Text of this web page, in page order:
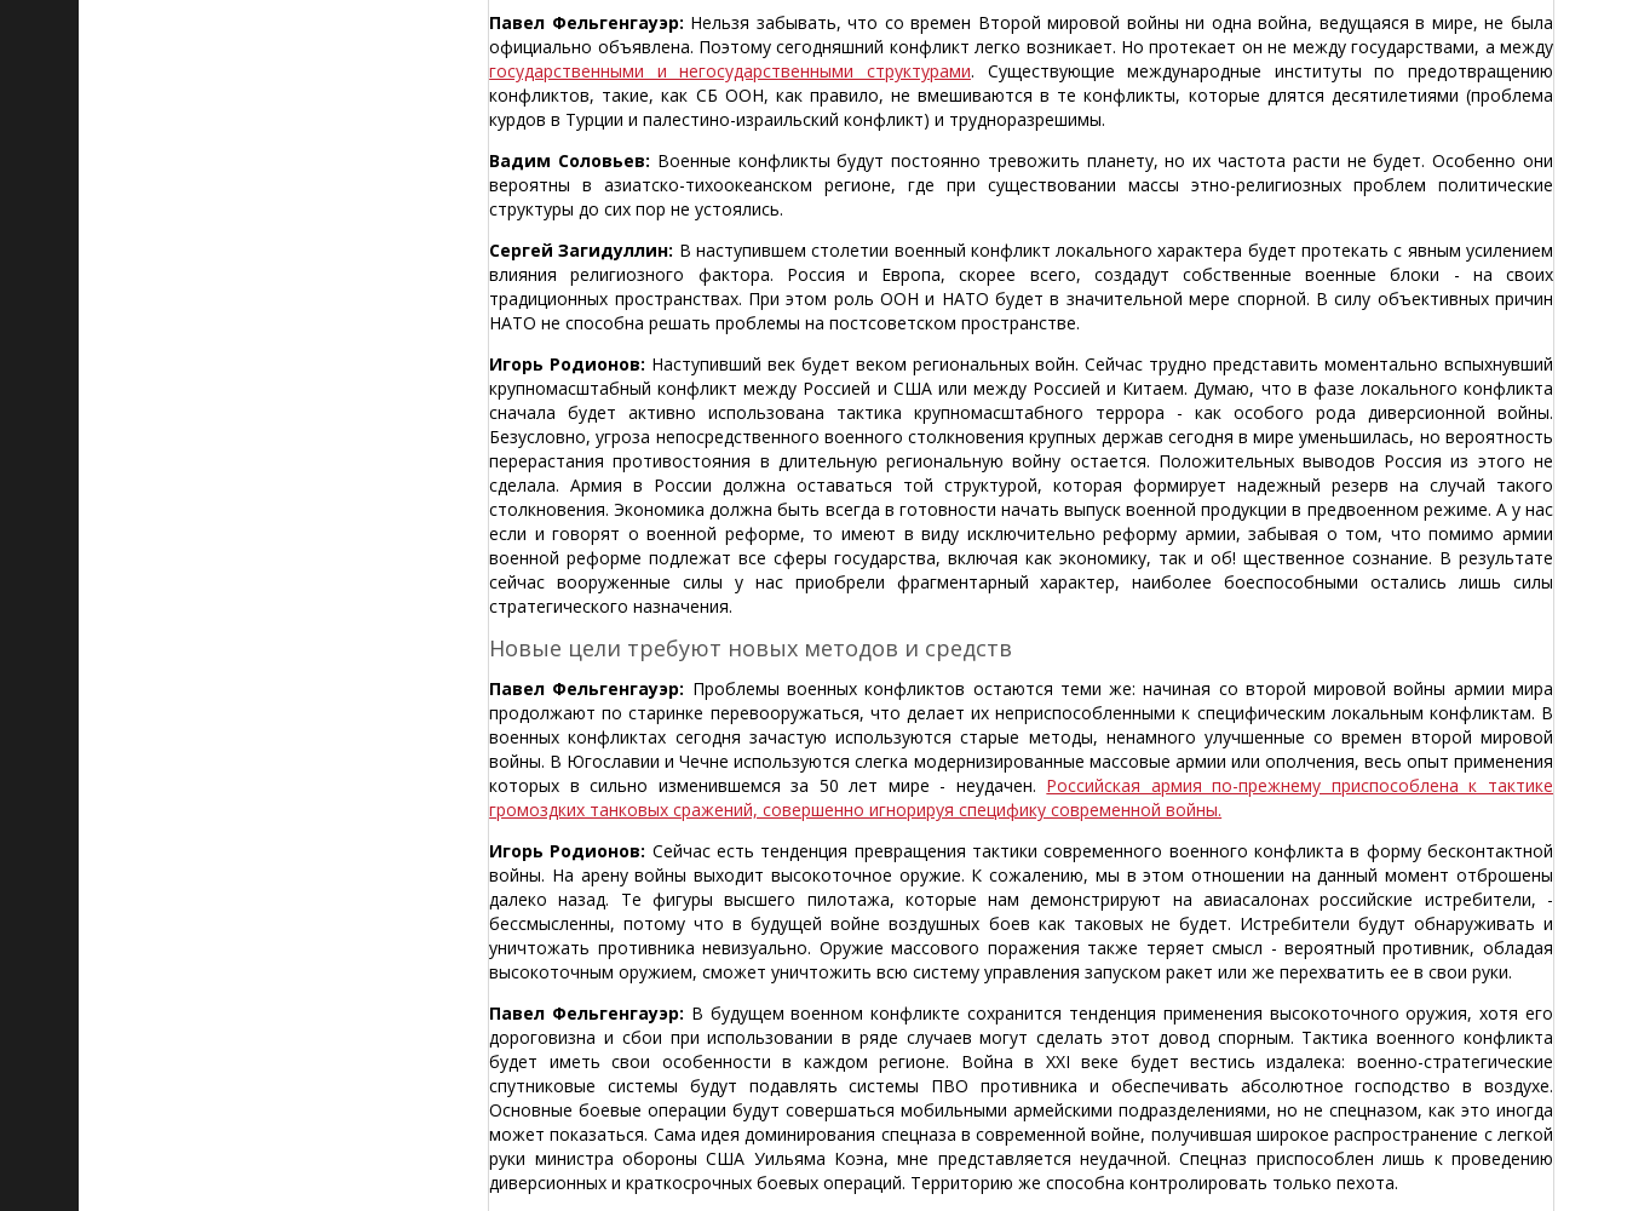
Павел Фельгенгауэр: Нельзя забывать, что со времен Второй мировой войны ни одна война, ведущаяся в мире, не была
официально объявлена. Поэтому сегодняшний конфликт легко возникает. Но протекает он не между государствами, а между
государственными и негосударственными структурами. Существующие международные институты по предотвращению
конфликтов, такие, как СБ ООН, как правило, не вмешиваются в те конфликты, которые длятся десятилетиями (проблема
курдов в Турции и палестино-израильский конфликт) и трудноразрешимы.
Вадим Соловьев: Военные конфликты будут постоянно тревожить планету, но их частота расти не будет. Особенно они
вероятны в азиатско-тихоокеанском регионе, где при существовании массы этно-религиозных проблем политические
структуры до сих пор не устоялись.
Сергей Загидуллин: В наступившем столетии военный конфликт локального характера будет протекать с явным усилением
влияния религиозного фактора. Россия и Европа, скорее всего, создадут собственные военные блоки - на своих
традиционных пространствах. При этом роль ООН и НАТО будет в значительной мере спорной. В силу объективных причин
НАТО не способна решать проблемы на постсоветском пространстве.
Игорь Родионов: Наступивший век будет веком региональных войн. Сейчас трудно представить моментально вспыхнувший
крупномасштабный конфликт между Россией и США или между Россией и Китаем. Думаю, что в фазе локального конфликта
сначала будет активно использована тактика крупномасштабного террора - как особого рода диверсионной войны.
Безусловно, угроза непосредственного военного столкновения крупных держав сегодня в мире уменьшилась, но вероятность
перерастания противостояния в длительную региональную войну остается. Положительных выводов Россия из этого не
сделала. Армия в России должна оставаться той структурой, которая формирует надежный резерв на случай такого
столкновения. Экономика должна быть всегда в готовности начать выпуск военной продукции в предвоенном режиме. А у нас
если и говорят о военной реформе, то имеют в виду исключительно реформу армии, забывая о том, что помимо армии
военной реформе подлежат все сферы государства, включая как экономику, так и об! щественное сознание. В результате
сейчас вооруженные силы у нас приобрели фрагментарный характер, наиболее боеспособными остались лишь силы
стратегического назначения.
Новые цели требуют новых методов и средств
Павел Фельгенгауэр: Проблемы военных конфликтов остаются теми же: начиная со второй мировой войны армии мира
продолжают по старинке перевооружаться, что делает их неприспособленными к специфическим локальным конфликтам. В
военных конфликтах сегодня зачастую используются старые методы, ненамного улучшенные со времен второй мировой
войны. В Югославии и Чечне используются слегка модернизированные массовые армии или ополчения, весь опыт применения
которых в сильно изменившемся за 50 лет мире - неудачен. Российская армия по-прежнему приспособлена к тактике
громоздких танковых сражений, совершенно игнорируя специфику современной войны.
Игорь Родионов: Сейчас есть тенденция превращения тактики современного военного конфликта в форму бесконтактной
войны. На арену войны выходит высокоточное оружие. К сожалению, мы в этом отношении на данный момент отброшены
далеко назад. Те фигуры высшего пилотажа, которые нам демонстрируют на авиасалонах российские истребители, -
бессмысленны, потому что в будущей войне воздушных боев как таковых не будет. Истребители будут обнаруживать и
уничтожать противника невизуально. Оружие массового поражения также теряет смысл - вероятный противник, обладая
высокоточным оружием, сможет уничтожить всю систему управления запуском ракет или же перехватить ее в свои руки.
Павел Фельгенгауэр: В будущем военном конфликте сохранится тенденция применения высокоточного оружия, хотя его
дороговизна и сбои при использовании в ряде случаев могут сделать этот довод спорным. Тактика военного конфликта
будет иметь свои особенности в каждом регионе. Война в XXI веке будет вестись издалека: военно-стратегические
спутниковые системы будут подавлять системы ПВО противника и обеспечивать абсолютное господство в воздухе.
Основные боевые операции будут совершаться мобильными армейскими подразделениями, но не спецназом, как это иногда
может показаться. Сама идея доминирования спецназа в современной войне, получившая широкое распространение с легкой
руки министра обороны США Уильяма Коэна, мне представляется неудачной. Спецназ приспособлен лишь к проведению
диверсионных и краткосрочных боевых операций. Территорию же способна контролировать только пехота.